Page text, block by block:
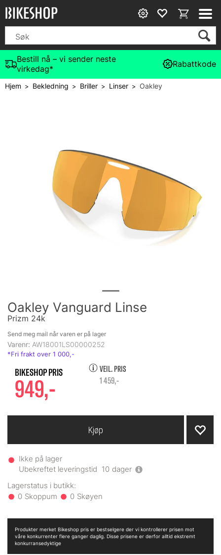
Bestill nå – vi sender neste
virkedag*
Rabattkode
Hjem> Bekledning > Briller> Linser>Oakley
Oakley Vanguard Linse
Prizm 24k
Varenr: AW18001LS00000252
949,-
VEIL. PRIS
1 459,-
Ikke på lager
Ubekreftet leveringstid 10 dager
0 0
Kjøp
Send meg mail når varen er på lager
Produkter merket Bikeshop pris er bestselgere der vi kontrollerer prisen mot
våre konkurrenter flere ganger daglig. Disse prisene er derfor alltid ekstremt
konkurransedyktige